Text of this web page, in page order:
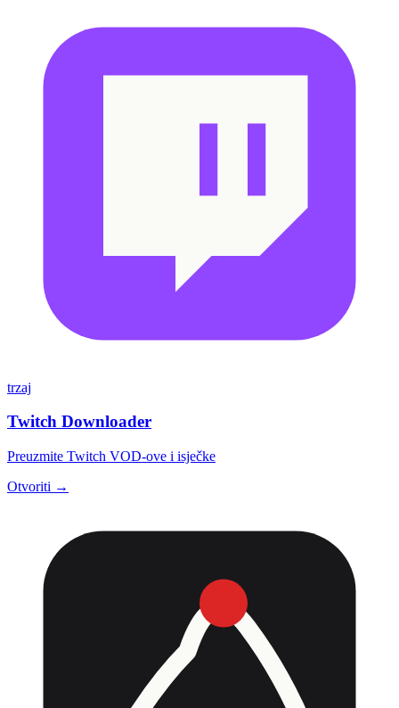
trzaj
Twitch Downloader
Preuzmite Twitch VOD-ove i isječke
Otvoriti →